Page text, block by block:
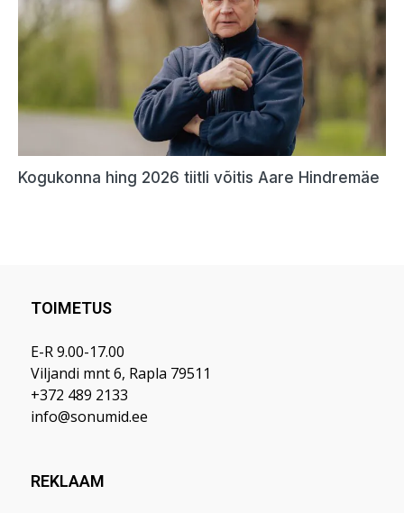
TOIMETUS
E-R 9.00-17.00
Viljandi mnt 6, Rapla 79511
+372 489 2133
info@sonumid.ee
REKLAAM